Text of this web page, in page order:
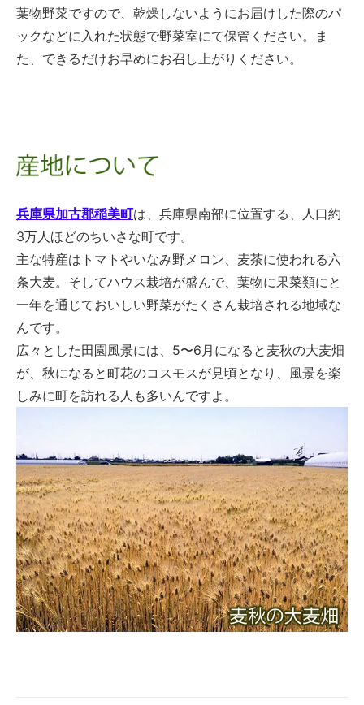
葉物野菜ですので、乾燥しないようにお届けした際のパ
ックなどに入れた状態で野菜室にて保管ください。ま
た、できるだけお早めにお召し上がりください。
兵庫県加古郡稲美町は、兵庫県南部に位置する、人口約
3万人ほどのちいさな町です。
主な特産はトマトやいなみ野メロン、麦茶に使われる六
条大麦。そしてハウス栽培が盛んで、葉物に果菜類にと
一年を通じておいしい野菜がたくさん栽培される地域な
んです。
広々とした田園風景には、5〜6月になると麦秋の大麦畑
が、秋になると町花のコスモスが見頃となり、風景を楽
しみに町を訪れる人も多いんですよ。